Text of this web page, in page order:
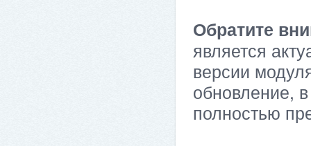
Обратите
является
версии
обновление,
полностью